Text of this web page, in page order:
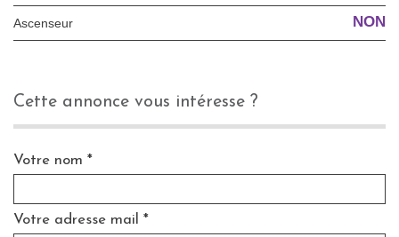
Ascenseur NON
cette annonce vous intéresse ?
Votre nom *
Votre adresse mail *